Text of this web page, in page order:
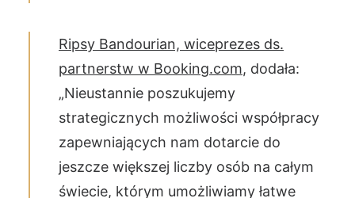
Ripsy Bandourian, wiceprezes ds.
partnerstw w Booking.com, dodała:
„Nieustannie poszukujemy
strategicznych możliwości współpracy
zapewniających nam dotarcie do
jeszcze większej liczby osób na całym
świecie, którym umożliwiamy łatwe